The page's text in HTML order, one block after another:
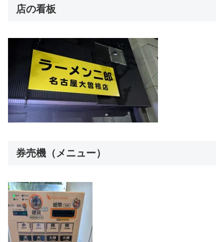
店の看板
券売機（メニュー）